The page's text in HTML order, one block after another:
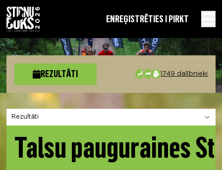
ENREĢISTRĒTIES I PIRKT
REZULTĀTI 1749 dalībnieki
Izvēlies sadaļu
Talsu pauguraines